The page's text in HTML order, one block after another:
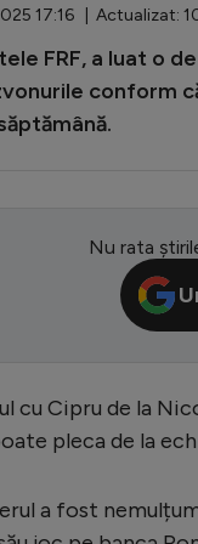
17:16 | Actualizat:
FRF, a luat o
conform
Nu rata
cu Cipru de la
pleca de la
a fost